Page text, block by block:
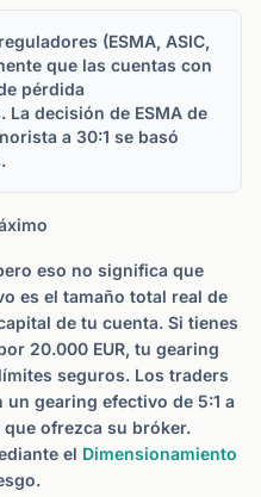
(ESMA, ASIC,
que las cuentas con
pérdida
decisión de ESMA de
a 30:1 se basó
eso no significa que
es el tamaño total real de
de tu cuenta. Si tienes
20.000 EUR, tu gearing
seguros. Los traders
gearing efectivo de 5:1 a
que ofrezca su bróker.
el Dimensionamiento